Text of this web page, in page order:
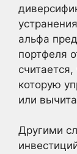
альфа
портфеля
которую
или
Другими